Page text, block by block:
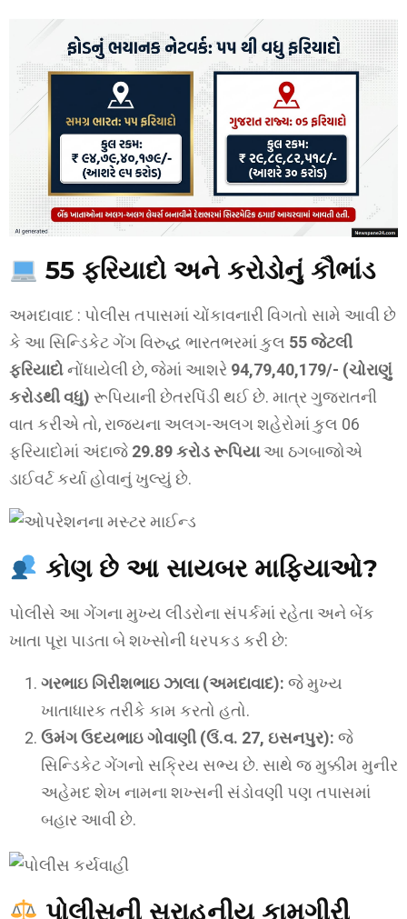
55 ફરિયાદો અને કરોડોનું કૌભાંડ
અમદાવાદ : પોલીસ તપાસમાં ચોંકાવનારી વિગતો સામે આવી છે
કે આ સિન્ડિકેટ ગેંગ વિરુદ્ધ ભારતભરમાં કુલ 55 જેટલી
ફરિયાદોનોંધાયેલી છે, જેમાં આશરે 94,79,40,179/- (ચોરાણું
કરોડથી વધુ) રૂપિયાની છેતરપિંડી થઈ છે. માત્ર ગુજરાતની
વાત કરીએ તો, રાજ્યના અલગ-અલગ શહેરોમાં કુલ 06
ફરિયાદોમાં અંદાજે 29.89 કરોડ રૂપિયાઆ ઠગબાજોએ
ડાઈવર્ટ કર્યા હોવાનું ખુલ્યું છે.
કોણ છે આ સાયબર માફિયાઓ?
પોલીસે આ ગેંગના મુખ્ય લીડરોના સંપર્કમાં રહેતા અને બેંક
ખાતા પૂરા પાડતા બે શખ્સોની ધરપકડ કરી છે:
ગરભાઇ ગિરીશભાઇ ઝાલા (અમદાવાદ): જે મુખ્ય
ખાતાધારક તરીકે કામ કરતો હતો.
ઉમંગ ઉદયભાઇ ગોવાણી (ઉં.વ. 27, ઇસનપુર): જે
સિન્ડિકેટ ગેંગનો સક્રિય સભ્ય છે. સાથે જ મુક્કીમ મુનીર
અહેમદ શેખ નામના શખ્સની સંડોવણી પણ તપાસમાં
બહાર આવી છે.
પોલીસની સરાહનીય કામગીરી